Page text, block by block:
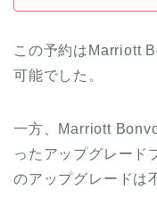
この予約はMarriott
可能でした。
一方、Marriott
ったアップグレード
のアップグレードは